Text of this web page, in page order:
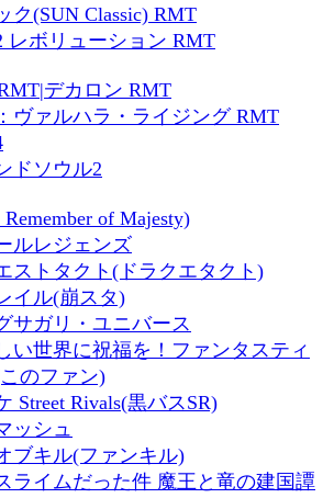
ク(SUN Classic) RMT
レボリューション RMT
デカロン RMT
ヴァルハラ・ライジング RMT
ドソウル2
of Majesty)
ルレジェンズ
ストタクト(ドラクエタクト)
イル(崩スタ)
サガリ・ユニバース
い世界に祝福を！ファンタスティ
のファン)
Street Rivals(黒バスSR)
ッシュ
ブキル(ファンキル)
ライムだった件 魔王と竜の建国譚